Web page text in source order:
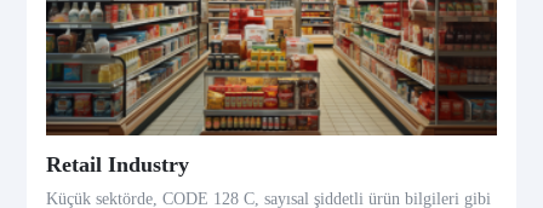
Retail Industry
Küçük sektörde, CODE 128 C, sayısal şiddetli ürün bilgileri gibi